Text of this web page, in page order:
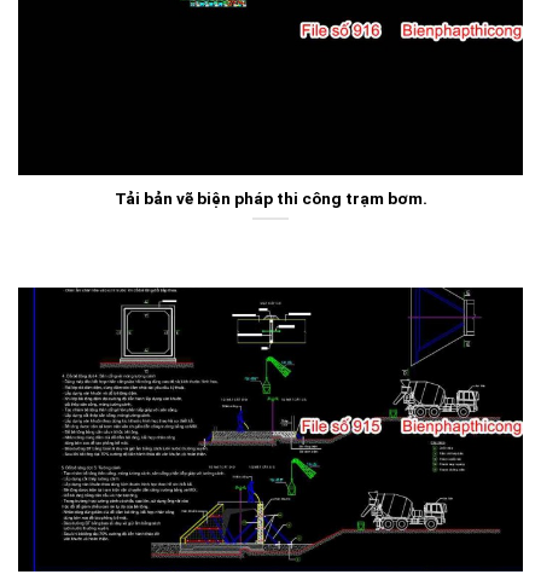
Tải bản vẽ biện pháp thi công trạm bơm.